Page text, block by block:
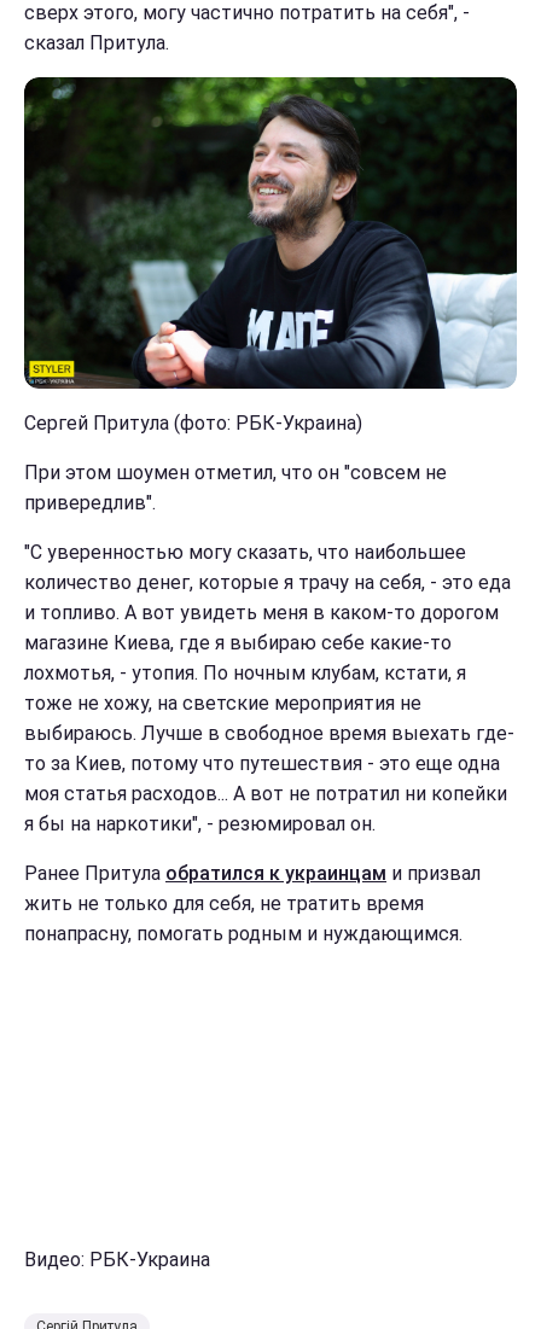
сверх этого, могу частично потратить на себя", -
сказал Притула.
Сергей Притула (фото: РБК-Украина)
При этом шоумен отметил, что он "совсем не
привередлив".
"С уверенностью могу сказать, что наибольшее
количество денег, которые я трачу на себя, - это еда
и топливо. А вот увидеть меня в каком-то дорогом
магазине Киева, где я выбираю себе какие-то
лохмотья, - утопия. По ночным клубам, кстати, я
тоже не хожу, на светские мероприятия не
выбираюсь. Лучше в свободное время выехать где-
то за Киев, потому что путешествия - это еще одна
моя статья расходов... А вот не потратил ни копейки
я бы на наркотики", - резюмировал он.
Ранее Притула обратился к украинцам и призвал
жить не только для себя, не тратить время
понапрасну, помогать родным и нуждающимся.
Видео: РБК-Украина